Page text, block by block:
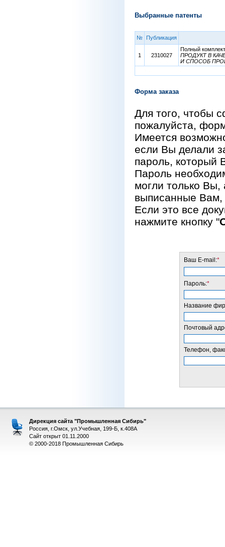
Выбранные патенты
№ Публикация
1 2310027
Полный
ПРОДУКТ В
И СПОСОБ
Форма заказа
Для того, чтобы
пожалуйста,
Имеется
если Вы делали
пароль, который
Пароль
могли только Вы,
выписанные Вам,
Если это все
нажмите кнопку "
Ваш E-mail:*
Пароль:*
Название
Почтовый
Телефон,
Дирекция сайта "Промышленная Сибирь"
Россия, г.Омск, ул.Учебная, 199-Б, к.408А
Сайт открыт 01.11.2000
© 2000-2018 Промышленная Сибирь